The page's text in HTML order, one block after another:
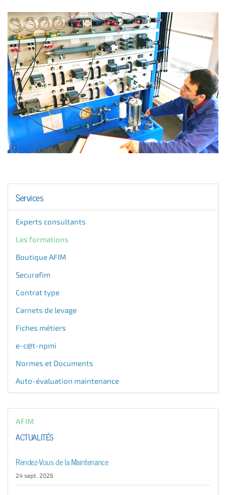
Services
Experts consultants
Les formations
Boutique AFIM
Securafim
Contrat type
Carnets de levage
Fiches métiers
e-c@t-npmi
Normes et Documents
Auto-évaluation maintenance
AFIM
ACTUALITÉS
Rendez-Vous de la Maintenance
24 sept. 2026